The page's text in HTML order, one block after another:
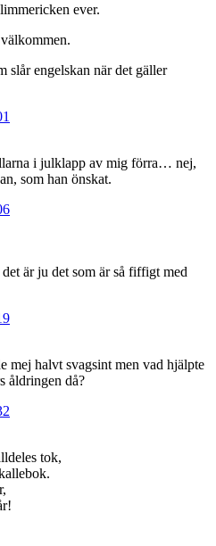
ever.
slår engelskan när det gäller
i julklapp av mig förra… nej,
som han önskat.
är ju det som är så fiffigt med
mej halvt svagsint men vad hjälpte
åldringen då?
tok,